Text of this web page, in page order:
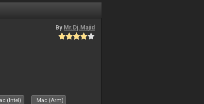
By Mr.Dj.Majid
(Intel) Mac (Arm)